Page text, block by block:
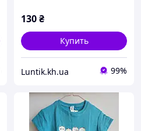
130₴
Купить
Luntik.kh.ua 99%